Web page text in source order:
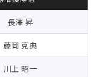
長澤 昇
藤岡 克典
川上 昭一